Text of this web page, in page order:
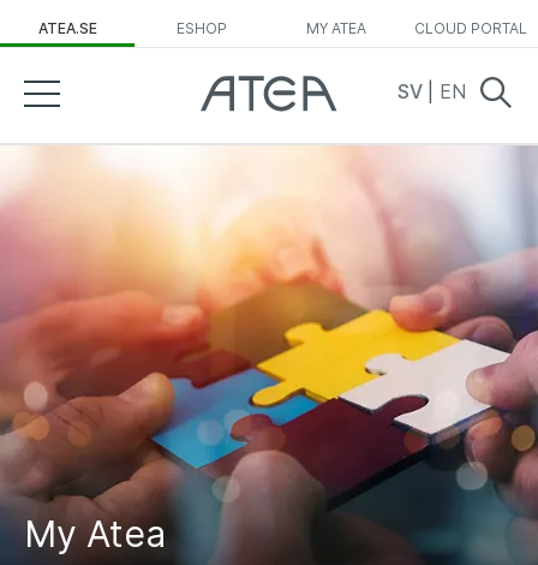
ATEA.SE ESHOP MY ATEA CLOUD PORTAL
SV EN
My Atea